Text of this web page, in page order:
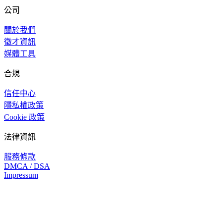
公司
關於我們
徵才資訊
媒體工具
合規
信任中心
隱私權政策
Cookie 政策
法律資訊
服務條款
DMCA / DSA
Impressum